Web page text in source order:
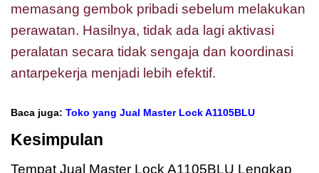
memasang gembok pribadi sebelum melakukan
perawatan. Hasilnya, tidak ada lagi aktivasi
peralatan secara tidak sengaja dan koordinasi
antarpekerja menjadi lebih efektif.
Baca juga: Toko yang Jual Master Lock A1105BLU
Kesimpulan
Tempat Jual Master Lock A1105BLU Lengkap